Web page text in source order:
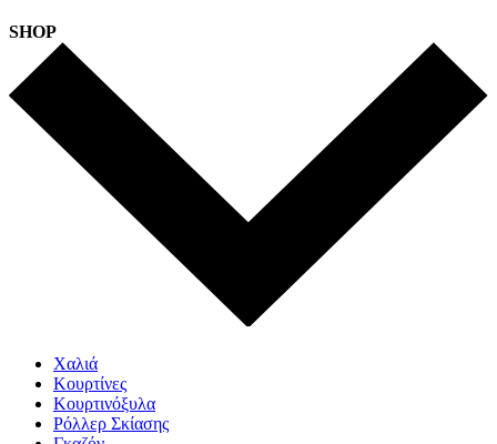
SHOP
Χαλιά
Κουρτίνες
Κουρτινόξυλα
Ρόλλερ Σκίασης